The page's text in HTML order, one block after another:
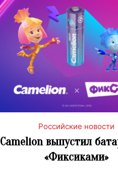
Российские новости
Camelion выпустил
«Фиксиками»